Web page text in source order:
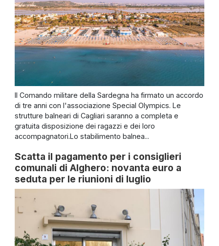
Il Comando militare della Sardegna ha firmato un accordo
di tre anni con l'associazione Special Olympics. Le
strutture balneari di Cagliari saranno a completa e
gratuita disposizione dei ragazzi e dei loro
accompagnatori.Lo stabilimento balnea...
Scatta il pagamento per i consiglieri
comunali di Alghero: novanta euro a
seduta per le riunioni di luglio